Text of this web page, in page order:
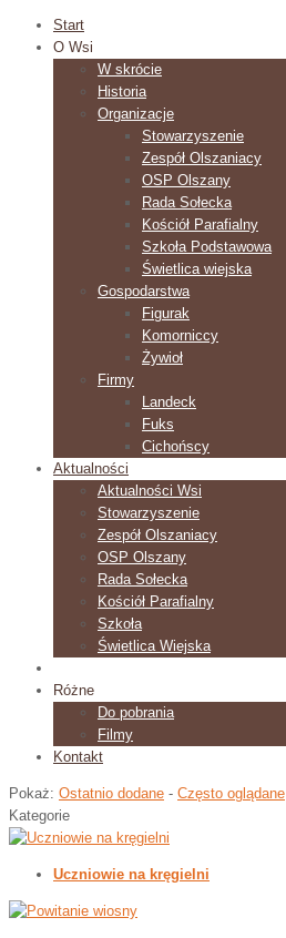
Start
O Wsi
W skrócie
Historia
Organizacje
Stowarzyszenie
Zespół Olszaniacy
OSP Olszany
Rada Sołecka
Kościół Parafialny
Szkoła Podstawowa
Świetlica wiejska
Gospodarstwa
Figurak
Komorniccy
Żywioł
Firmy
Landeck
Fuks
Cichońscy
Aktualności
Aktualności Wsi
Stowarzyszenie
Zespół Olszaniacy
OSP Olszany
Rada Sołecka
Kościół Parafialny
Szkoła
Świetlica Wiejska
Różne
Do pobrania
Filmy
Kontakt
Pokaż: Ostatnio dodane - Często oglądane
Kategorie
Uczniowie na kręgielni